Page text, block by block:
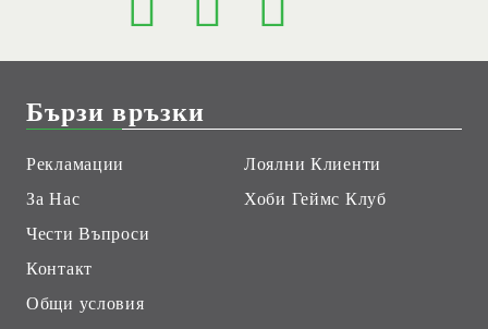
Бързи връзки
Рекламации
За Нас
Чести Въпроси
Контакт
Общи условия
Лоялни Клиенти
Хоби Геймс Клуб